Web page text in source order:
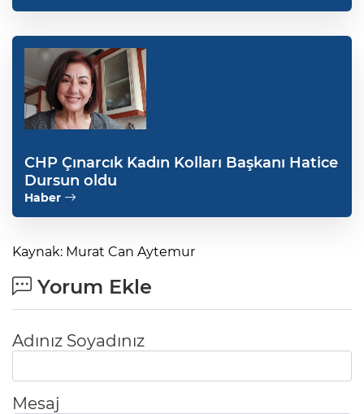
CHP Çınarcık Kadın Kolları Başkanı Hatice
Dursun oldu
Haber
Kaynak: Murat Can Aytemur
Yorum Ekle
Adınız Soyadınız
Mesaj